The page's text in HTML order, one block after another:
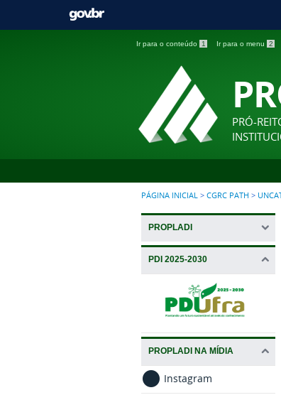
Ir para o conteúdo 1 Ir para o menu 2
PRÓ-
PÁGINA INICIAL > CGRC PATH >
PROPLADI
PDI 2025-2030
PROPLADI NA MÍDIA
Instagram